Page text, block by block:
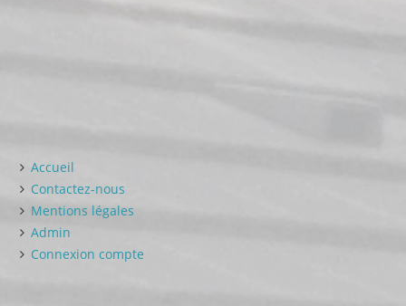
Accueil
Contactez-nous
Mentions légales
Admin
Connexion compte